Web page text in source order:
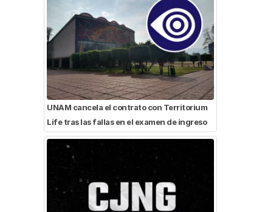
UNAM cancela el contrato con Territorium
Life tras las fallas en el examen de ingreso